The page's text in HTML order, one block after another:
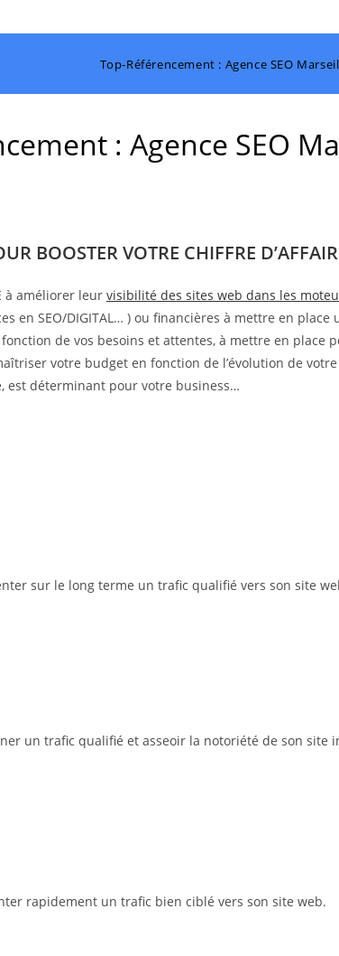
Top-Référencement : Agence SEO
: Agence SEO
BOOSTER VOTRE CHIFFRE
à améliorer leur visibilité des sites web dans les
en SEO/DIGITAL… ) ou financières à mettre en
de vos besoins et attentes, à mettre en place
votre budget en fonction de l’évolution de
est déterminant pour votre business…
sur le long terme un trafic qualifié vers son site
un trafic qualifié et asseoir la notoriété de son site
rapidement un trafic bien ciblé vers son site web.